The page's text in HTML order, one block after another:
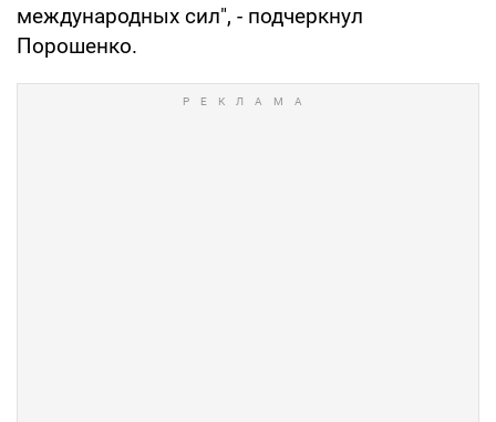
международных сил", - подчеркнул
Порошенко.